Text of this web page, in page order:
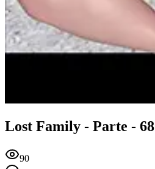
Lost Family - Parte - 68
90